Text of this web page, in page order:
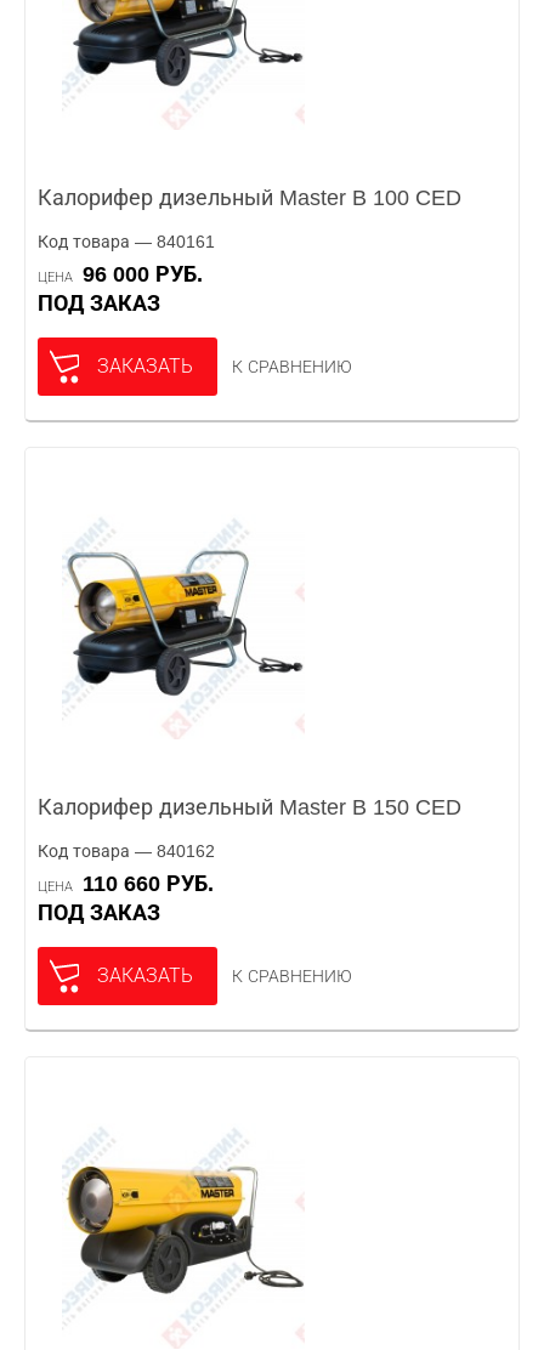
Калорифер дизельный Master B 100 CED
Код товара — 840161
ЦЕНА
96 000 РУБ.
ПОД ЗАКАЗ
ЗАКАЗАТЬ К СРАВНЕНИЮ
Калорифер дизельный Master B 150 CED
Код товара — 840162
ЦЕНА
110 660 РУБ.
ПОД ЗАКАЗ
ЗАКАЗАТЬ К СРАВНЕНИЮ